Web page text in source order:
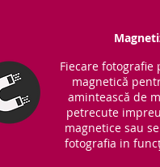
Fiecare
magnetică
amintească de
petrecute
magnetice sau
fotografia in